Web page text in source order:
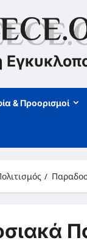
& Προορισμοί